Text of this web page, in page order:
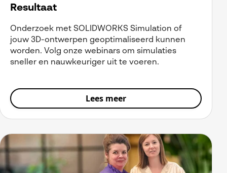
Resultaat
Onderzoek met SOLIDWORKS Simulation of
jouw 3D-ontwerpen geoptimaliseerd kunnen
worden. Volg onze webinars om simulaties
sneller en nauwkeuriger uit te voeren.
Lees meer